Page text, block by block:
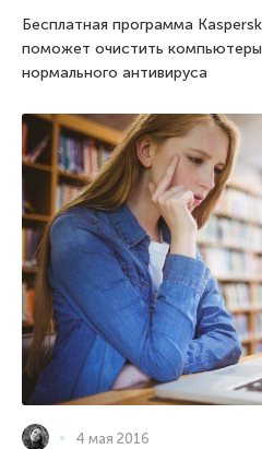
Бесплатная программа
поможет очистить
нормального антивируса
4 мая 2016